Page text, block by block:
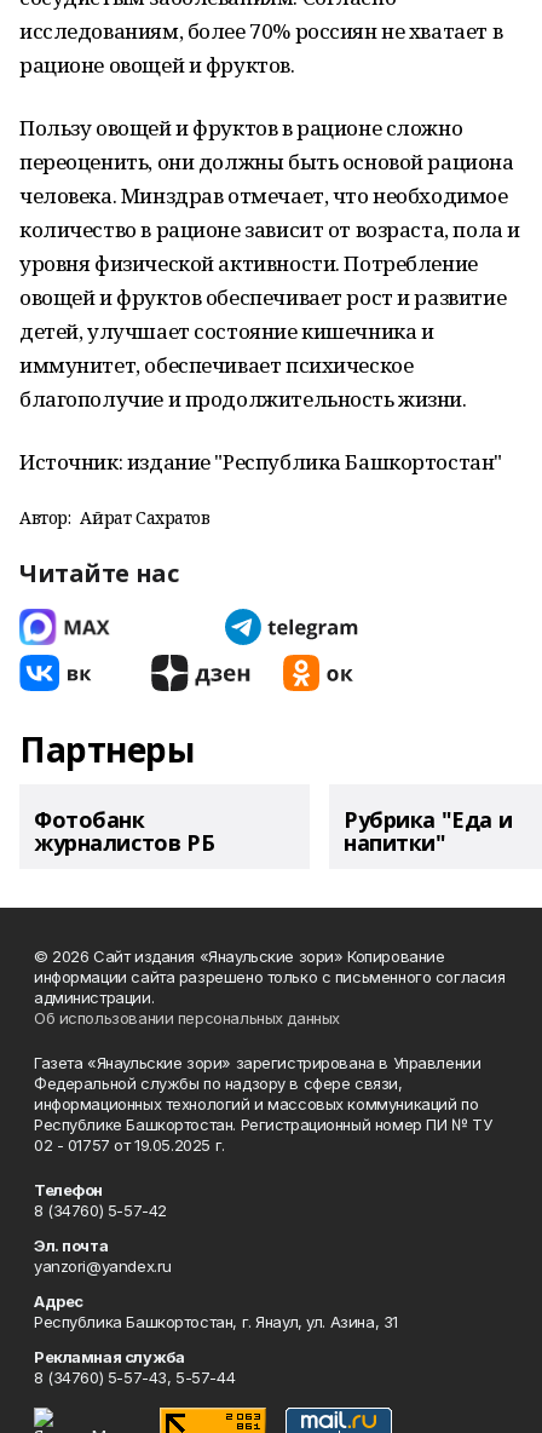
исследованиям, более 70% россиян не хватает в
рационе овощей и фруктов.
Пользу овощей и фруктов в рационе сложно
переоценить, они должны быть основой рациона
человека. Минздрав отмечает, что необходимое
количество в рационе зависит от возраста, пола и
уровня физической активности. Потребление
овощей и фруктов обеспечивает рост и развитие
детей, улучшает состояние кишечника и
иммунитет, обеспечивает психическое
благополучие и продолжительность жизни.
Источник: издание "Республика Башкортостан"
Автор: Айрат Сахратов
Читайте нас
Партнеры
Фотобанк
журналистов РБ
Рубрика "Еда и
напитки"
© 2026 Сайт издания «Янаульские зори» Копирование
информации сайта разрешено только с письменного согласия
администрации.
Об использовании персональных данных
Газета «Янаульские зори» зарегистрирована в Управлении
Федеральной службы по надзору в сфере связи,
информационных технологий и массовых коммуникаций по
Республике Башкортостан. Регистрационный номер ПИ № ТУ
02 - 01757 от 19.05.2025 г.
Телефон
8 (34760) 5-57-42
Эл. почта
yanzori@yandex.ru
Адрес
Республика Башкортостан, г. Янаул, ул. Азина, 31
Рекламная служба
8 (34760) 5-57-43, 5-57-44